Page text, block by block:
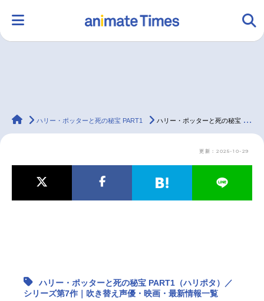
ラジオ みんなの声 グッズ 映画
マンガ・ラノベ ゲーム・アプリ 音楽 コスプレ
アニメ映画一覧 実写化映画一覧
animateTimes
ハリー・ポッターと死の秘宝 PART1 ハリー・ポッターと死の秘宝 PART1（ハリポタ）／シリーズ第7作｜吹き替え声優・映画・最新情報一覧
更新：2025-10-29
ハリー・ポッターと死の秘宝 PART1（ハリポタ）／
シリーズ第7作｜吹き替え声優・映画・最新情報一覧